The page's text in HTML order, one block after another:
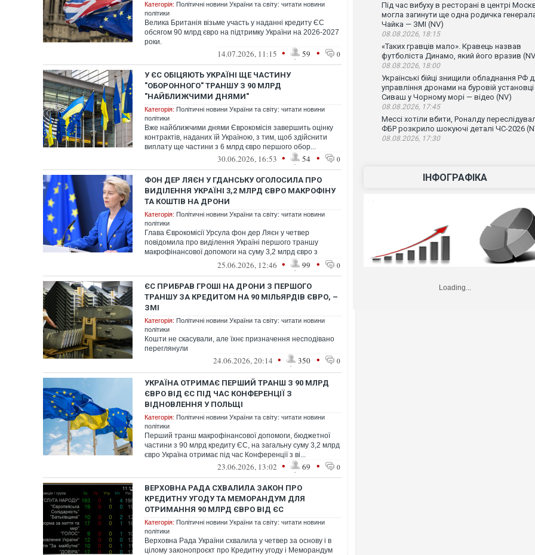
Категорія: Політичні новини України та світу: читати новини
політики
Велика Британія візьме участь у наданні кредиту ЄС
обсягом 90 млрд євро на підтримку України на 2026-2027
роки.
14.07.2026, 11:15 • 59 • 0
У ЄС ОБІЦЯЮТЬ УКРАЇНІ ЩЕ ЧАСТИНУ
"ОБОРОННОГО" ТРАНШУ З 90 МЛРД
"НАЙБЛИЖЧИМИ ДНЯМИ"
Категорія: Політичні новини України та світу: читати новини
політики
Вже найближчими днями Єврокомісія завершить оцінку
контрактів, наданих їй Україною, з тим, щоб здійснити
виплату ще частини з 6 млрд євро першого обор...
30.06.2026, 16:53 • 54 • 0
ФОН ДЕР ЛЯЄН У ГДАНСЬКУ ОГОЛОСИЛА ПРО
ВИДІЛЕННЯ УКРАЇНІ 3,2 МЛРД ЄВРО МАКРОФІНУ
ТА КОШТІВ НА ДРОНИ
Категорія: Політичні новини України та світу: читати новини
політики
Глава Єврокомісії Урсула фон дер Ляєн у четвер
повідомила про виділення Україні першого траншу
макрофінансової допомоги на суму 3,2 млрд євро з
25.06.2026, 12:46 • 99 • 0
ЄС ПРИБРАВ ГРОШІ НА ДРОНИ З ПЕРШОГО
ТРАНШУ ЗА КРЕДИТОМ НА 90 МІЛЬЯРДІВ ЄВРО, –
ЗМІ
Категорія: Політичні новини України та світу: читати новини
політики
Кошти не скасували, але їхнє призначення несподівано
переглянули
24.06.2026, 20:14 • 350 • 0
УКРАЇНА ОТРИМАЄ ПЕРШИЙ ТРАНШ З 90 МЛРД
ЄВРО ВІД ЄС ПІД ЧАС КОНФЕРЕНЦІЇ З
ВІДНОВЛЕННЯ У ПОЛЬЩІ
Категорія: Політичні новини України та світу: читати новини
політики
Перший транш макрофінансової допомоги, бюджетної
частини з 90 млрд кредиту ЄС, на загальну суму 3,2 млрд
євро Україна отримає під час Конференції з ві...
23.06.2026, 13:02 • 69 • 0
ВЕРХОВНА РАДА СХВАЛИЛА ЗАКОН ПРО
КРЕДИТНУ УГОДУ ТА МЕМОРАНДУМ ДЛЯ
ОТРИМАННЯ 90 МЛРД ЄВРО ВІД ЄС
Категорія: Політичні новини України та світу: читати новини
політики
Верховна Рада України схвалила у четвер за основу і в
цілому законопроєкт про Кредитну угоду і Меморандум
Під час вибуху в ресторані в центрі
могла загинути ще одна родичка
Чайка — ЗМІ (NV)
08.08.2026, 18:15
«Таких гравців мало». Кравець назвав
футболіста Динамо, який його вразив
08.08.2026, 18:00
Українські бійці знищили обладнання РФ
управління дронами на буровій установці
Сиваш у Чорному морі — відео (NV)
08.08.2026, 17:45
Мессі хотіли вбити, Роналду
ФБР розкрило шокуючі деталі ЧС-2026
08.08.2026, 17:30
ІНФОГРАФІКА
Loading...